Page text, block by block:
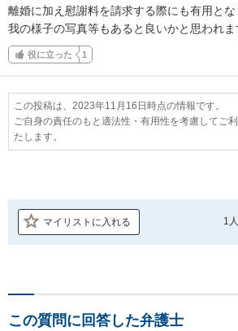
離婚に加え慰謝料を請求する際にも有用と
我の様子の写真等もあると良いかと思われま
役に立った 1
この投稿は、2023年11月16日時点の情報です。
ご自身の責任のもと適法性・有用性を考慮してご
たします。
マイリストに入れる 1
この質問に回答した弁護士